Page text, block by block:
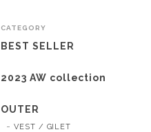
CATEGORY
BEST SELLER
2023 AW collection
OUTER
VEST / GILET